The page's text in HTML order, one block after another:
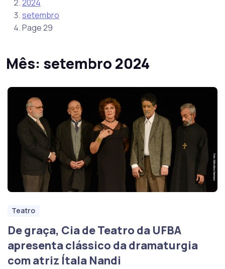
2024
setembro
Page 29
Mês: setembro 2024
Teatro
De graça, Cia de Teatro da UFBA
apresenta clássico da dramaturgia
com atriz Ítala Nandi